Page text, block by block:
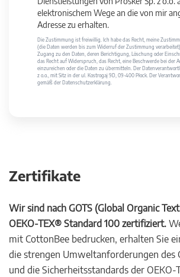
elektronischem Wege an die von mir
Adresse zu erhalten.
Die Zustimmung ist freiwillig. Ich habe das Recht, meine
(die Daten werden bis zum Widerruf der Zustimmung
Zugang zu den Daten, deren Berichtigung, Löschung oder
das Recht auf Widerspruch, das Recht, eine Beschwerde bei der
einzureichen oder die Daten zu übermitteln. Der
z o.o., mit Sitz in der ul. Kostrogaj 9D, 09-400 Płock. Der
gemäß der Datenschutzerklärung.
Zertifikate
Wir sind nach GOTS (Global Organic
OEKO-TEX® Standard 100 zertifiziert.
mit CottonBee bedrucken, erhalten Sie
die strengen Umweltanforderungen des
und die Sicherheitsstandards der